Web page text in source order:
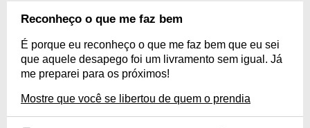
Reconheço o que me faz bem
É porque eu reconheço o que me faz bem que eu sei
que aquele desapego foi um livramento sem igual. Já
me preparei para os próximos!
Mostre que você se libertou de quem o prendia